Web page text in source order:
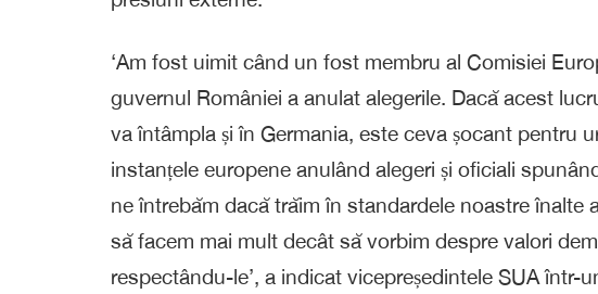
‘Am fost uimit când un fost membru al Comisiei
guvernul României a anulat alegerile. Dacă acest
va întâmpla și în Germania, este ceva șocant pentru
instanțele europene anulând alegeri și oficiali
ne întrebăm dacă trăim în standardele noastre înalte
să facem mai mult decât să vorbim despre valori
respectându-le’, a indicat vicepreședintele SUA